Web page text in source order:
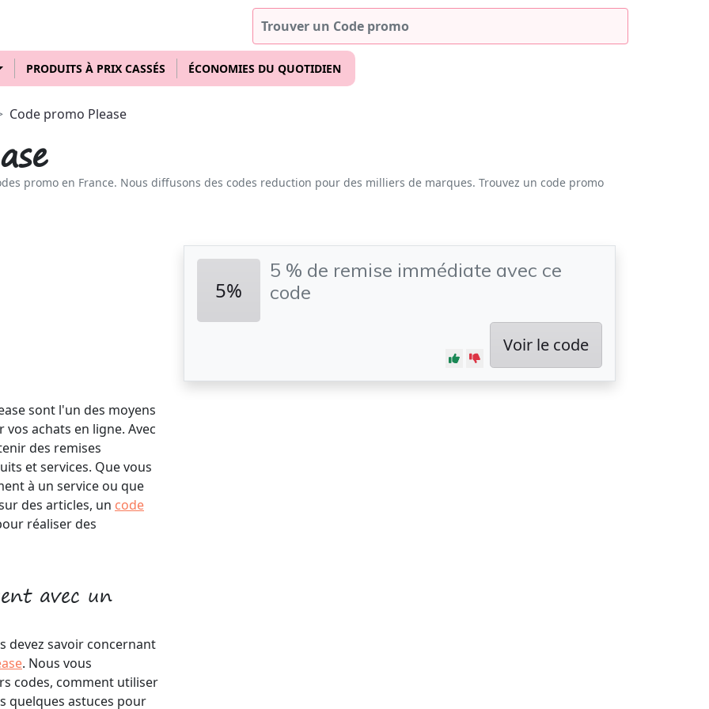
PRODUITS À PRIX CASSÉS ÉCONOMIES DU QUOTIDIEN
Code promo Please
promo en France. Nous diffusons des codes reduction pour des milliers de marques. Trouvez un code promo
sont l'un des moyens
achats en ligne. Avec
des remises
et services. Que vous
à un service ou que
des articles, un code
réaliser des
avec un
devez savoir concernant
. Nous vous
codes, comment utiliser
quelques astuces pour
5%
5 % de remise immédiate avec ce
code
Voir le code